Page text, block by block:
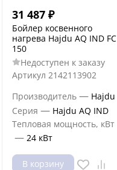
31 487 ₽
Бойлер косвенного
нагрева Hajdu AQ IND FC
150
Недоступен к заказу
Артикул 2142113902
Производитель — Hajdu
Серия — Hajdu AQ IND
Тепловая мощность, кВт
— 24 кВт
В корзину